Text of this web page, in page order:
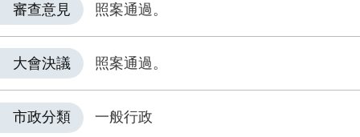
審查意見 照案通過。
大會決議 照案通過。
市政分類 一般行政